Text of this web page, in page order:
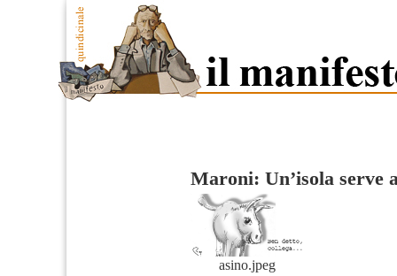
Maroni: Un’isola serve
asino.jpeg